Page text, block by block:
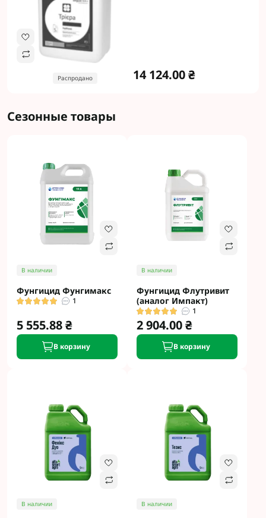
Распродано 14 124.00 ₴
Сезонные товары
В наличии
Фунгицид Фунгимакс
1
5 555.88 ₴
В корзину
В наличии
Фунгицид Флутривит
(аналог Импакт)
1
2 904.00 ₴
В корзину
В наличии В наличии